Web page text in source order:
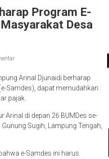
Program E-
Desa
Arinal Djunaidi berharap
Samdes), dapat memudahkan
pajak.
Arinal di depan 26 BUMDes se-
Sugih, Lampung Tengah,
e-Samdes ini harus